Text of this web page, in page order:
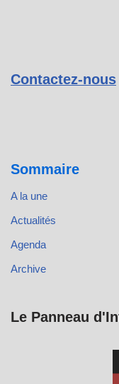
Contactez-nous
Sommaire
A la une
Actualités
Agenda
Archive
Le Panneau